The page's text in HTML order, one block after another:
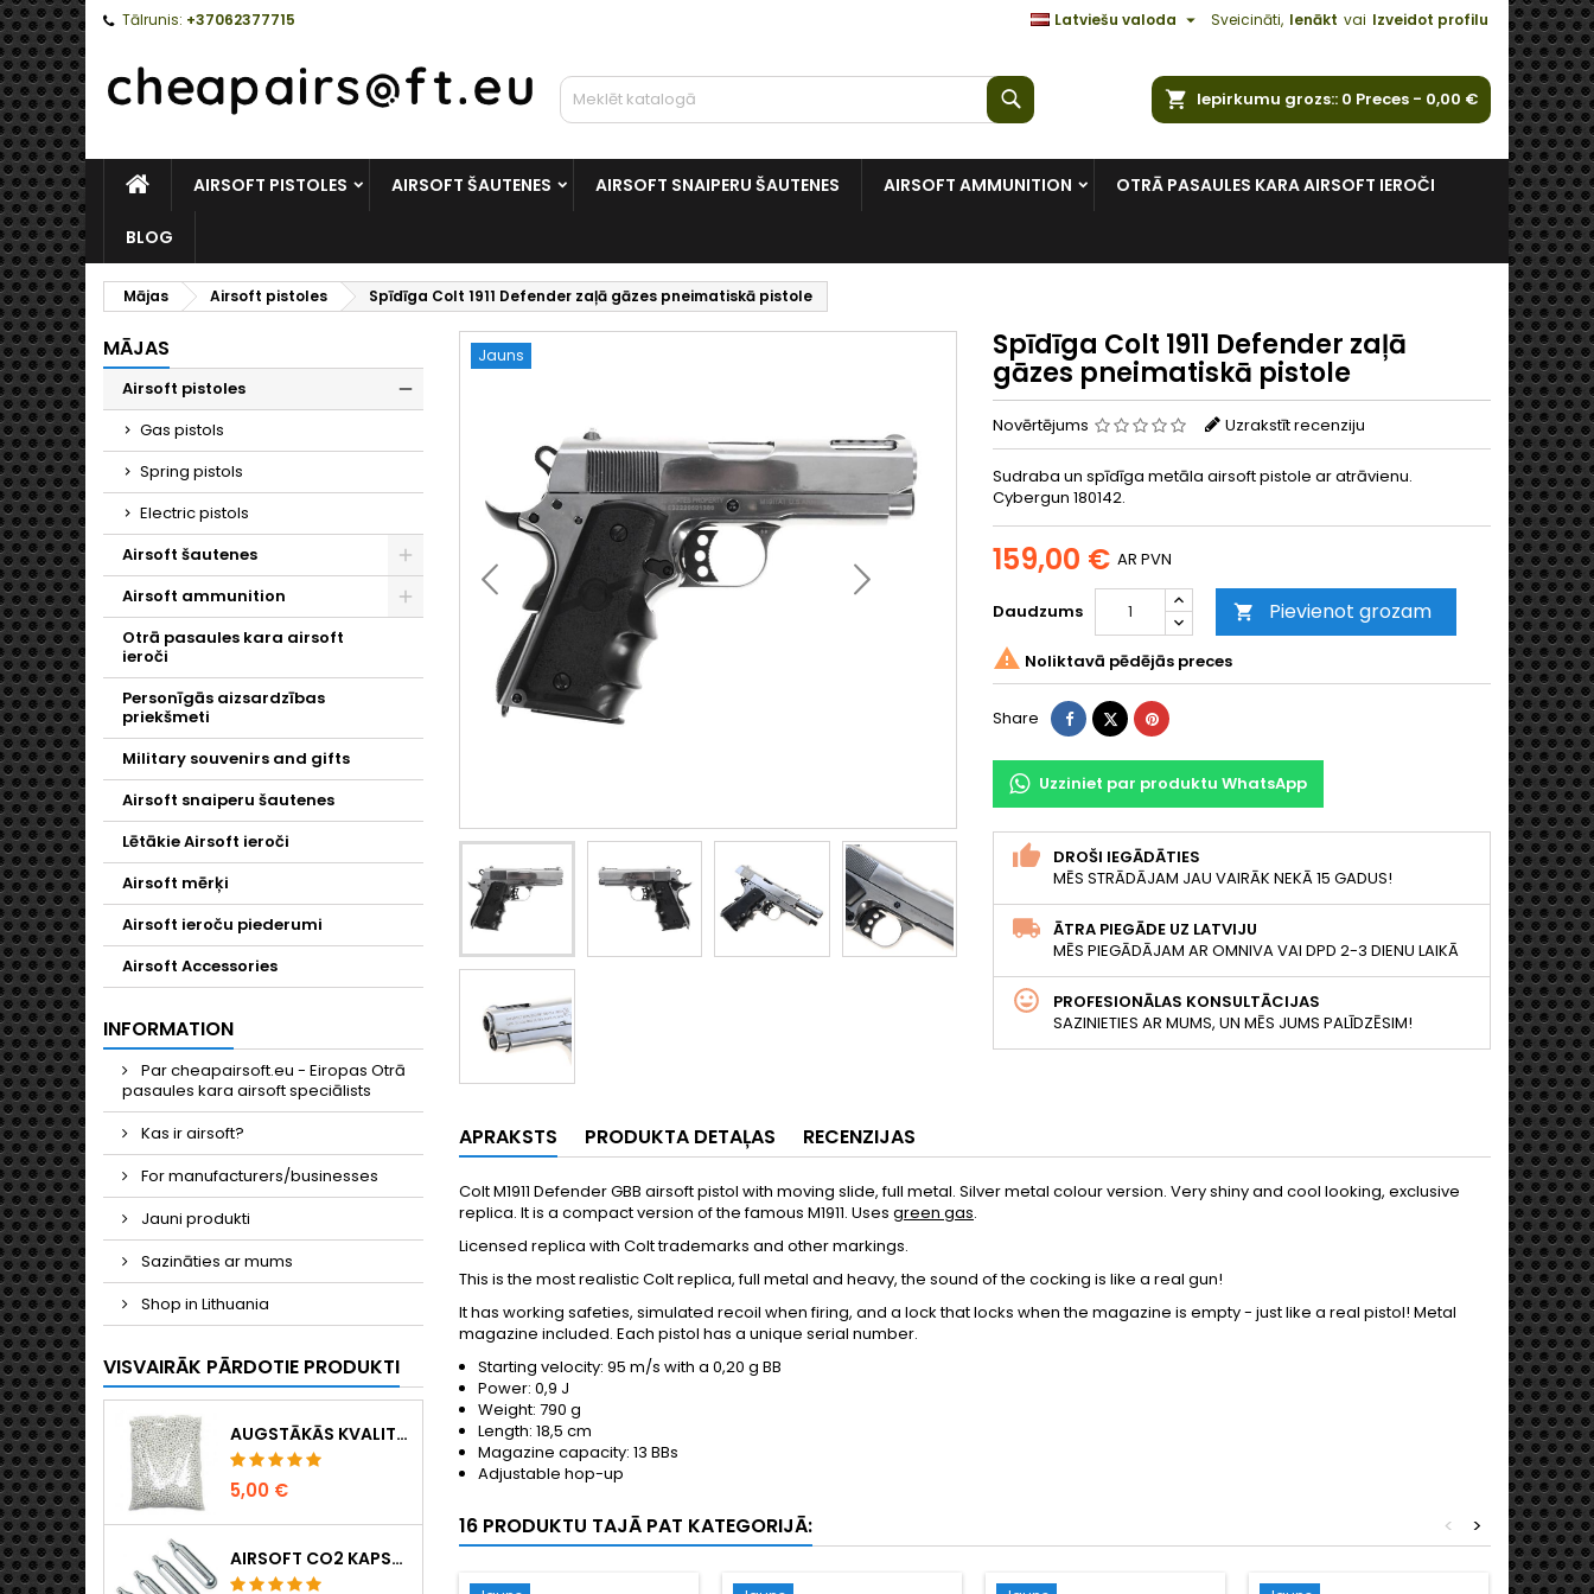
Tālrunis: +37062377715 Sveicināti, Ienākt vai Izveidot profilu
Latviešu valoda 
Iepirkumu grozs: 0 Preces - 0,00 €
MĀJASAIRSOFT PISTOLES AIRSOFT ŠAUTENES AIRSOFT SNAIPERU ŠAUTENES AIRSOFT AMMUNITION OTRĀ PASAULES KARA AIRSOFT IEROČI
BLOG
Mājas Airsoft pistoles Spīdīga Colt 1911 Defender zaļā gāzes pneimatiskā pistole
MĀJAS
Airsoft pistoles
Gas pistols
Spring pistols
Electric pistols
Airsoft šautenes
Toggle
Airsoft ammunition
Toggle
Otrā pasaules kara airsoft
ieroči
Personīgās aizsardzības
priekšmeti
Military souvenirs and gifts
Airsoft snaiperu šautenes
Lētākie Airsoft ieroči
Airsoft mērķi
Airsoft ieroču piederumi
Airsoft Accessories
INFORMATION
Par cheapairsoft.eu - Eiropas Otrā
pasaules kara airsoft speciālists
Kas ir airsoft?
For manufacturers/businesses
Jauni produkti
Sazināties ar mums
Shop in Lithuania
VISVAIRĀK PĀRDOTIE PRODUKTI
AUGSTĀKĀS KVALITĀTES 6 MM AIRSOFT LODĪTES 0,20 G – 1000 GAB., NEAIZĶERAS, PRECĪZA ŠAUŠANA
5,00 €
AIRSOFT CO2 KAPSULAS 12 G, 5 GAB. IEPAKOJUMĀ – RAŽOTAS UNGĀRIJĀ, ES, AUGSTĀKĀ KVALITĀTE
Jauns Spīdīga Colt 1911 Defender zaļā
gāzes pneimatiskā pistole
Novērtējums Uzrakstīt recenziju
Sudraba un spīdīga metāla airsoft pistole ar atrāvienu.
Cybergun 180142.
159,00 € AR PVN
Daudzums  Pievienot grozam
 Noliktavā pēdējās preces
Share ShareTweetPinterest
Uzziniet par produktu WhatsApp
DROŠI IEGĀDĀTIES
MĒS STRĀDĀJAM JAU VAIRĀK NEKĀ 15 GADUS!
ĀTRA PIEGĀDE UZ LATVIJU
MĒS PIEGĀDĀJAM AR OMNIVA VAI DPD 2-3 DIENU LAIKĀ
PROFESIONĀLAS KONSULTĀCIJAS
SAZINIETIES AR MUMS, UN MĒS JUMS PALĪDZĒSIM!
APRAKSTS PRODUKTA DETAĻAS RECENZIJAS
Colt M1911 Defender GBB airsoft pistol with moving slide, full metal. Silver metal colour version. Very shiny and cool looking, exclusive
replica. It is a compact version of the famous M1911. Uses green gas.
Licensed replica with Colt trademarks and other markings.
This is the most realistic Colt replica, full metal and heavy, the sound of the cocking is like a real gun!
It has working safeties, simulated recoil when firing, and a lock that locks when the magazine is empty - just like a real pistol! Metal
magazine included. Each pistol has a unique serial number.
Starting velocity: 95 m/s with a 0,20 g BB
Power: 0,9 J
Weight: 790 g
Length: 18,5 cm
Magazine capacity: 13 BBs
Adjustable hop-up
16 PRODUKTU TAJĀ PAT KATEGORIJĀ: >
<